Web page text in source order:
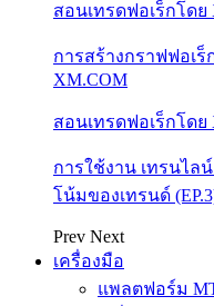
สอนเทรดฟอเร็กโดย
การสร้างกราฟฟอเร็
XM.COM
สอนเทรดฟอเร็กโดย
การใช้งาน เทรนไล
โน้มของเทรนด์
Prev Next
เครื่องมือ
แพลตฟอร์ม